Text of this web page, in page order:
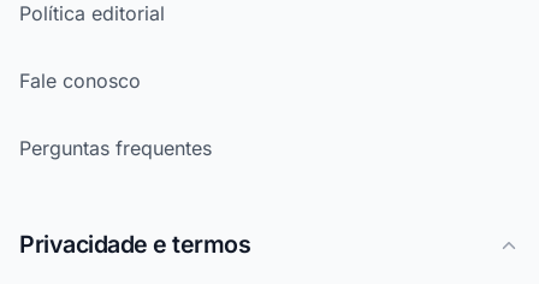
Política editorial
Fale conosco
Perguntas frequentes
Privacidade e termos